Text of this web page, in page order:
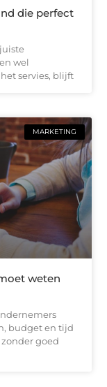
die perfect
wel
servies, blijft
MARKETING
weten
budget en tijd
goed